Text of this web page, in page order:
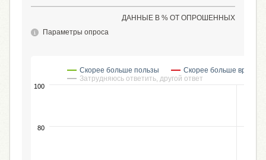
ДАННЫЕ В % ОТ ОПРОШЕННЫХ
Параметры опроса
Скорее больше пользы
Скорее больше вреда
Затрудняюсь ответить, другой ответ
80
100